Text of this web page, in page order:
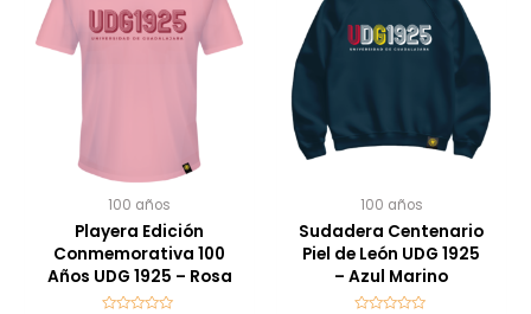
100 años
Playera Edición
Conmemorativa 100
Años UDG 1925 – Rosa
100 años
Sudadera Centenario
Piel de León UDG 1925
– Azul Marino